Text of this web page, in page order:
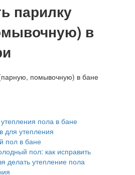
парилку
в
пола в бане
для утепления
пол в бане
пол: как исправить
делать утепление пола